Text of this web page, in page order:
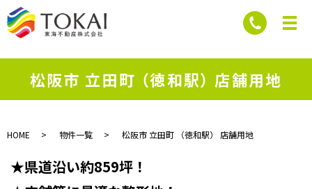
松阪市 立田町 （徳和駅） 店舗用地
HOME 物件一覧 松阪市 立田町 （徳和駅） 店舗用地
★県道沿い約859坪！